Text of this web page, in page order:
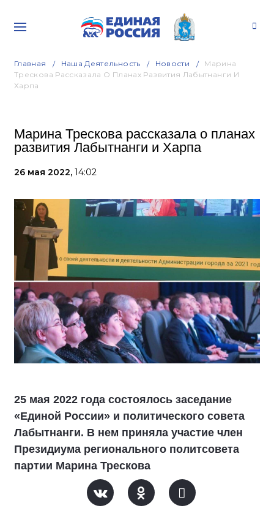
Главная Наша Деятельность Новости
Марина
Трескова Рассказала О Планах Развития Лабытнанги И
Харпа
Марина Трескова рассказала о планах
развития Лабытнанги и Харпа
26 мая 2022, 14:02
25 мая 2022 года состоялось заседание
«Единой России» и политического совета
Лабытнанги. В нем приняла участие член
Президиума регионального политсовета
партии Марина Трескова